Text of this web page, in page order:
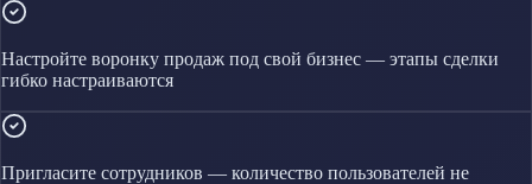
Настройте воронку продаж под свой бизнес — этапы сделки
гибко настраиваются
Пригласите сотрудников — количество пользователей не